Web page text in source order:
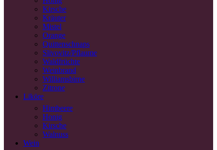
Kirsche
Kräuter
Mistel
Orange
Quittenschnaps
Slivovitz/Pflaume
Waldfrüchte
Weinbrand
Williamsbirne
Zitrone
Liköre
Himbeere
Honig
Kirsche
Walnuss
Wein